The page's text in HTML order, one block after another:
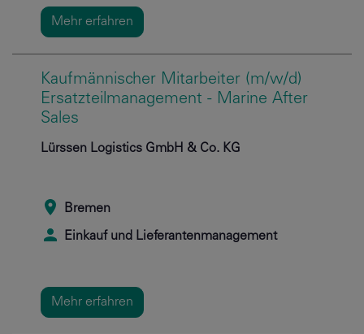
Mehr erfahren
Kaufmännischer Mitarbeiter (m/w/d)
Ersatzteilmanagement - Marine After
Sales
Lürssen Logistics GmbH & Co. KG
Bremen
Einkauf und Lieferantenmanagement
Mehr erfahren